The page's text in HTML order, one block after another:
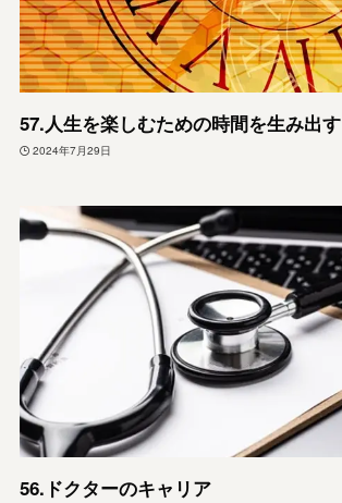
57.人生を楽しむための時間を生み出す
2024年7月29日
56.ドクターのキャリア